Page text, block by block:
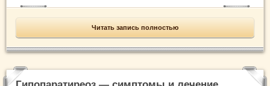
Читать запись полностью